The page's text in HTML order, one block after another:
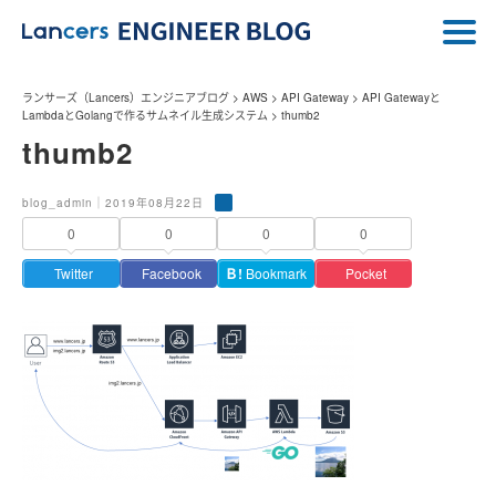
ランサーズ（Lancers）エンジニアブログ > AWS > API Gateway > API Gatewayと
LambdaとGolangで作るサムネイル生成システム > thumb2
thumb2
blog_admin｜2019年08月22日
0
Twitter
0
Facebook
0
Ｂ! Bookmark
0
Pocket